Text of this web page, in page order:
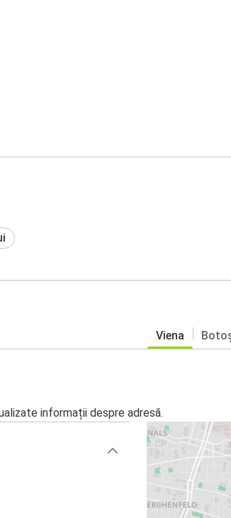
Viena
informații despre adresă.